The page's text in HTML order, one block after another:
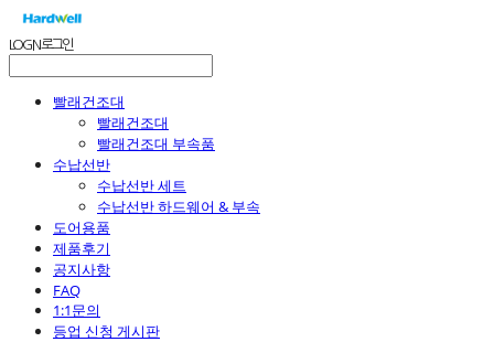
LOG IN로그인
빨래건조대
빨래건조대
빨래건조대 부속품
수납선반
수납선반 세트
수납선반 하드웨어 & 부속
도어용품
제품후기
공지사항
FAQ
1:1문의
등업 신청 게시판